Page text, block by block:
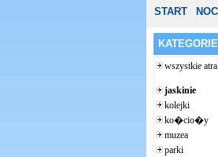
START
wszystkie
jaskinie
kolejki
ko�cio�y
muzea
parki